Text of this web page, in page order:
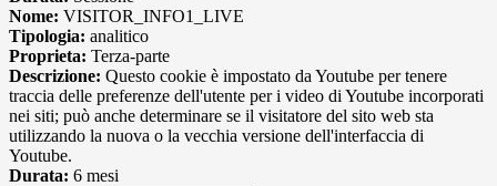
Nome: VISITOR_INFO1_LIVE
Tipologia: analitico
Proprieta: Terza-parte
Descrizione: Questo cookie è impostato da Youtube per tenere
traccia delle preferenze dell'utente per i video di Youtube incorporati
nei siti; può anche determinare se il visitatore del sito web sta
utilizzando la nuova o la vecchia versione dell'interfaccia di
Youtube.
Durata: 6 mesi